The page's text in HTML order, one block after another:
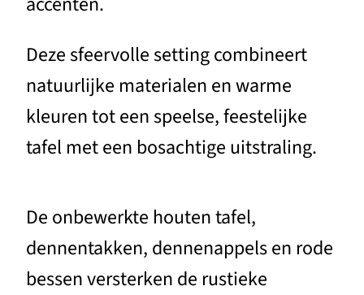
Deze sfeervolle setting combineert
natuurlijke materialen en warme
kleuren tot een speelse, feestelijke
tafel met een bosachtige uitstraling.
De onbewerkte houten tafel,
dennentakken, dennenappels en rode
bessen versterken de rustieke